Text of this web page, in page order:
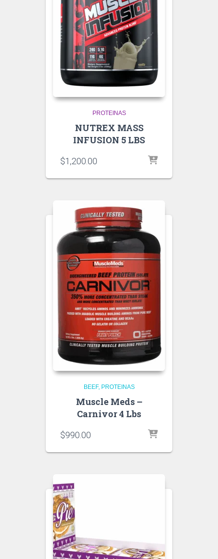
PROTEINAS
NUTREX MASS
INFUSION 5 LBS
$1,200.00
BEEF PROTEINAS
Muscle Meds –
Carnivor 4 Lbs
$990.00